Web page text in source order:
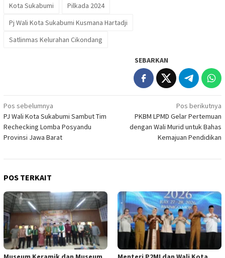
Kota Sukabumi
Pilkada 2024
Pj Wali Kota Sukabumi Kusmana Hartadji
Satlinmas Kelurahan Cikondang
SEBARKAN
Navigasi
pos
Pos sebelumnya
PJ Wali Kota Sukabumi Sambut Tim
Rechecking Lomba Posyandu
Provinsi Jawa Barat
Pos berikutnya
PKBM LPMD Gelar Pertemuan
dengan Wali Murid untuk Bahas
Kemajuan Pendidikan
POS TERKAIT